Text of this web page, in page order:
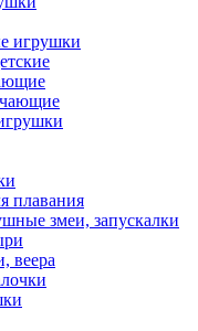
игрушки
плавания
змеи, запускалки
веера